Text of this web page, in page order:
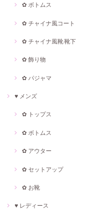
✿ ボトムス
✿ チャイナ風コート
✿ チャイナ風靴·靴下
✿ 飾り物
✿ パジャマ
♥ メンズ
✿ トップス
✿ ボトムス
✿ アウター
✿ セットアップ
✿ お靴
♥ レディース